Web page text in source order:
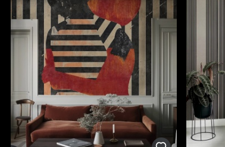
amenajare. Este certificat
OEKO-TEX
Cu o lățime de142 ± 3 cm , VELVET oferă o
scămoșare, frecare umedă și uscată,
Tip: material tricotat
Compoziție:100% PES
Greutate:300 g/mp ± 5%
Lățime:142 ± 3 cm
Proprietăți:Water Repellent, Fire
Certificări:OEKO-TEX Standard 100,